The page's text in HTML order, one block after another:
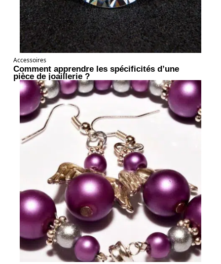
Accessoires
Comment apprendre les spécificités d’une
pièce de joaillerie ?